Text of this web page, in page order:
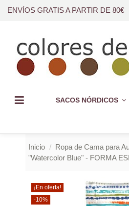
ENVÍOS GRATIS A PARTIR DE 80€
SACOS NÓRDICOS
Inicio Ropa de Cama para
"Watercolor Blue" - FORMA
¡En oferta!
-10%